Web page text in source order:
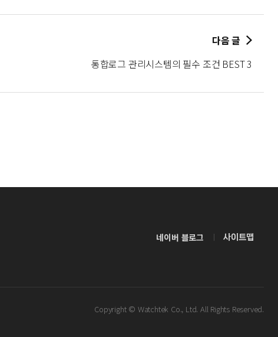
다음 글
통합로그 관리시스템의 필수 조건 BEST 3
네이버 블로그 사이트맵
Copyright © Watchtek Co., Ltd. All Rights Reserved.